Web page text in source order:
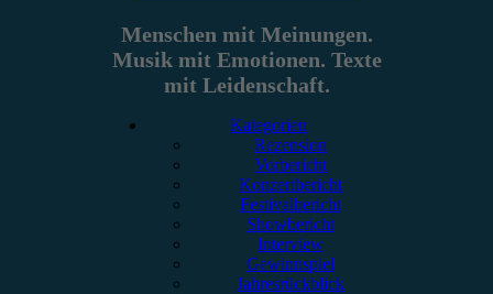
Menschen mit Meinungen.
Musik mit Emotionen. Texte
mit Leidenschaft.
Kategorien
Rezension
Vorbericht
Konzertbericht
Festivalbericht
Showbericht
Interview
Gewinnspiel
Jahresrückblick